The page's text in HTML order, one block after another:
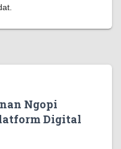
Ngopi
Digital